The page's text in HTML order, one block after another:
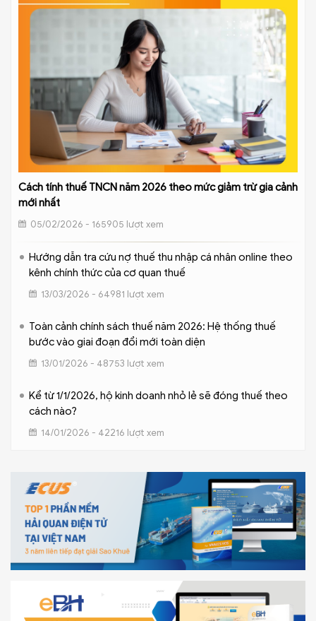
Cách tính thuế TNCN năm 2026 theo mức giảm trừ gia cảnh
mới nhất
05/02/2026 - 165905 lượt xem
Hướng dẫn tra cứu nợ thuế thu nhập cá nhân online theo
kênh chính thức của cơ quan thuế
13/03/2026 - 64981 lượt xem
Toàn cảnh chính sách thuế năm 2026: Hệ thống thuế
bước vào giai đoạn đổi mới toàn diện
13/01/2026 - 48753 lượt xem
Kể từ 1/1/2026, hộ kinh doanh nhỏ lẻ sẽ đóng thuế theo
cách nào?
14/01/2026 - 42216 lượt xem